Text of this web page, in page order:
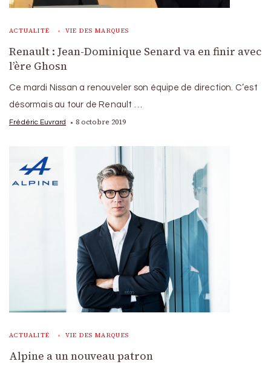
ACTUALITÉ VIE DES MARQUES
Renault : Jean-Dominique Senard va en finir avec
l’ère Ghosn
Ce mardi Nissan a renouveler son équipe de direction. C’est
désormais au tour de Renault …
Frédéric Euvrard 8 octobre 2019
ACTUALITÉ VIE DES MARQUES
Alpine a un nouveau patron